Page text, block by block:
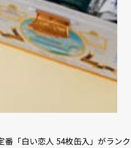
番「白い恋人 54枚缶入」がランク